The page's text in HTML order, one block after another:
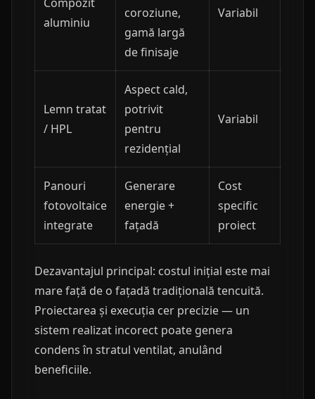
aluminiu
coroziune,
gamă largă
de finisaje
Variabil
Lemn tratat
/ HPL
Aspect cald,
potrivit
pentru
rezidențial
Variabil
Panouri
fotovoltaice
integrate
Generare
energie +
fațadă
Cost
specific
proiect
Dezavantajul principal: costul inițial este mai
mare față de o fațadă tradițională tencuită.
Proiectarea și execuția cer precizie — un
sistem realizat incorect poate genera
condens în stratul ventilat, anulând
beneficiile.